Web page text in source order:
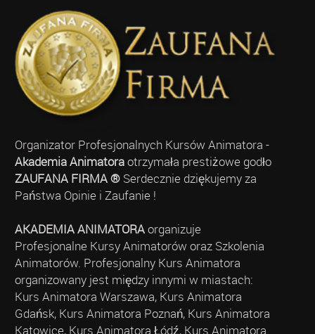
Organizator Profesjonalnych Kursów Animatora -
Akademia Animatoraotrzymała prestiżowe godło
ZAUFANA FIRMA ®Serdecznie dziękujemy za
Państwa Opinie i Zaufanie !
AKADEMIA ANIMATORAorganizuje
Profesjonalne Kursy Animatorów oraz Szkolenia
Animatorów. Profesjonalny Kurs Animatora
organizowany jest między innymi w miastach:
Kurs Animatora Warszawa, Kurs Animatora
Gdańsk, Kurs Animatora Poznań, Kurs Animatora
Katowice, Kurs Animatora Łódź, Kurs Animatora